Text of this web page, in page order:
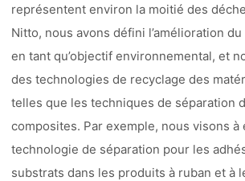
représentent environ la moitié des
Nitto, nous avons défini l’amélioration
en tant qu’objectif environnemental, et
des technologies de recyclage des
telles que les techniques de séparation
composites. Par exemple, nous visons à
technologie de séparation pour les
substrats dans les produits à ruban et à